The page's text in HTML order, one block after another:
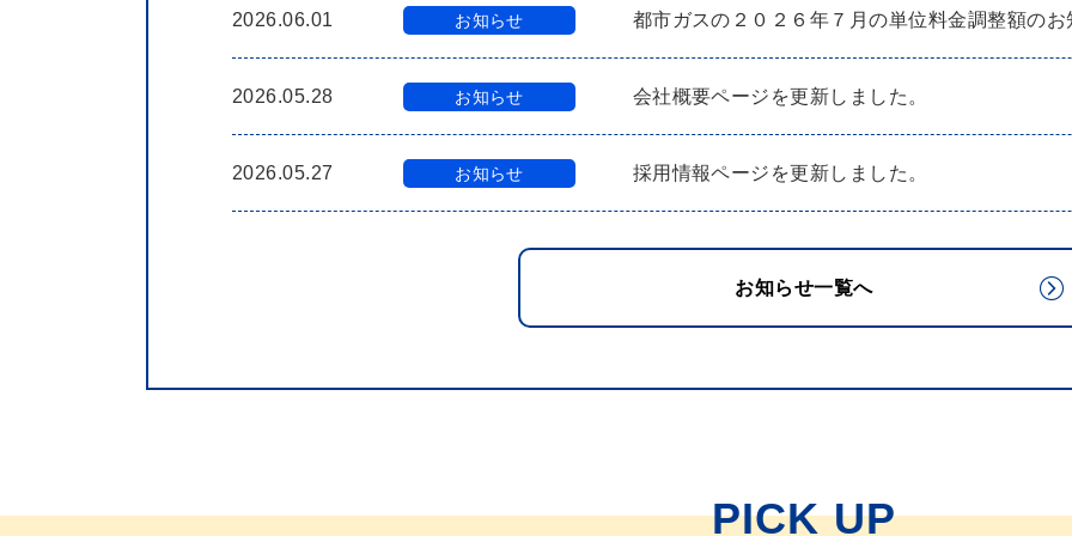
2026.06.01 お知らせ 都市ガスの２０２６年７月の単位料金調整額のお
2026.05.28 お知らせ 会社概要ページを更新しました。
2026.05.27 お知らせ 採用情報ページを更新しました。
お知らせ一覧へ
PICK UP